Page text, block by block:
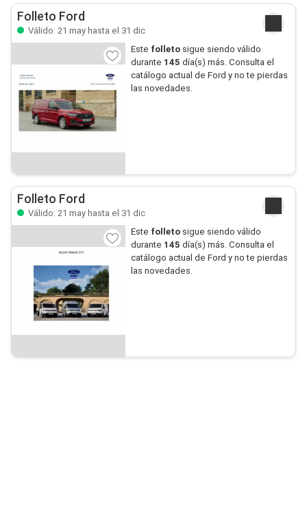
Folleto Ford
Válido: 21 may hasta el 31 dic
Este folletosigue siendo válido
durante 145 día(s) más. Consulta el
catálogo actual de Ford y no te pierdas
las novedades.
Folleto Ford
Válido: 21 may hasta el 31 dic
Este folletosigue siendo válido
durante 145 día(s) más. Consulta el
catálogo actual de Ford y no te pierdas
las novedades.